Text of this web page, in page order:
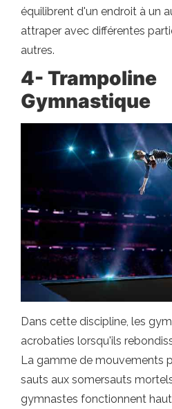
équilibrent d'un endroit à un
attraper avec différentes
autres.
4- Trampoline
Gymnastique
Dans cette discipline, les
acrobaties lorsqu'ils
La gamme de mouvements
sauts aux somersauts
gymnastes fonctionnent